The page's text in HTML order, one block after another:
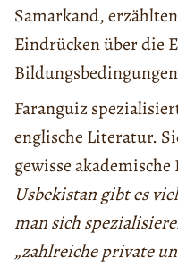
Samarkand,
Eindrücken über die
Faranguiz
englische Literatur.
gewisse
Usbekistan gibt es
man sich
„zahlreiche private